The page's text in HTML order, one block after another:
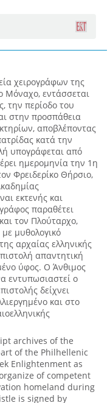
χειρογράφων της
Μόναχο, εντάσσεται
την περίοδο του
στην προσπάθεια
αποβλέποντας
κατά την
υπογράφεται από
ημερομηνία την 1η
Φρειδερίκο Θήρσιο,
εκτενής και
παραθέτει
τον Πλούταρχο,
μυθολογικό
αρχαίας ελληνικής
απαντητική
ύφος. Ο Άνθιμος
εντυπωσιαστεί ο
δείχνει
και στο
archives of the
of the Philhellenic
Enlightenment as
of competent
homeland during
is signed by